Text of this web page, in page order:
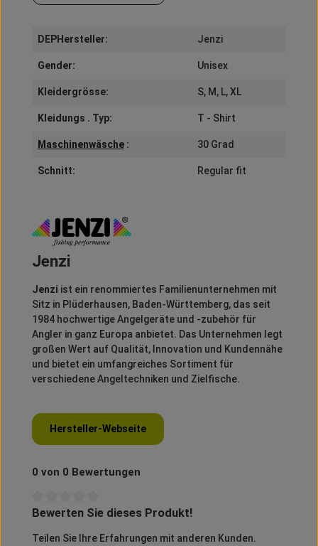
DEPHersteller: Jenzi
Gender: Unisex
Kleidergrösse: S, M, L, XL
Kleidungs . Typ: T - Shirt
Maschinenwäsche: 30 Grad
Schnitt: Regular fit
Jenzi
Jenzi ist ein renommiertes Familienunternehmen mit
Sitz in Plüderhausen, Baden-Württemberg, das seit
1984 hochwertige Angelgeräte und -zubehör für
Angler in ganz Europa anbietet. Das Unternehmen legt
großen Wert auf Qualität, Innovation und Kundennähe
und bietet ein umfangreiches Sortiment für
verschiedene Angeltechniken und Zielfische.
Hersteller-Webseite
0 von 0 Bewertungen
Durchschnittliche Bewertung von 0 von 5 Sternen
Bewerten Sie dieses Produkt!
Teilen Sie Ihre Erfahrungen mit anderen Kunden.